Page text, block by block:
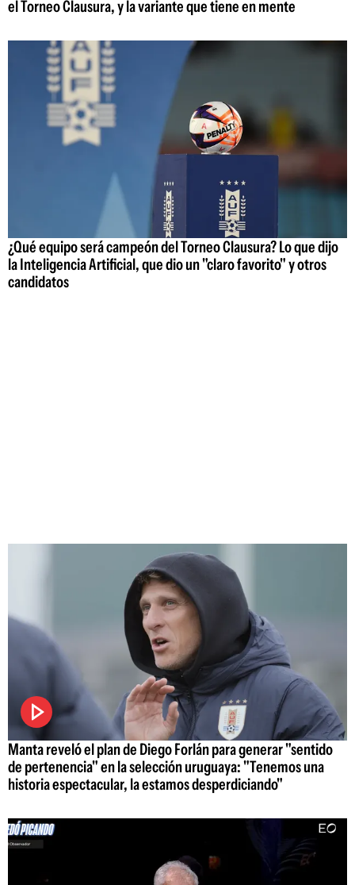
el Torneo Clausura, y la variante que tiene en mente
¿Qué equipo será campeón del Torneo Clausura? Lo que dijo
la Inteligencia Artificial, que dio un "claro favorito" y otros
candidatos
Manta reveló el plan de Diego Forlán para generar "sentido
de pertenencia" en la selección uruguaya: "Tenemos una
historia espectacular, la estamos desperdiciando"